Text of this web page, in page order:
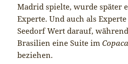
Madrid spielte, wurde später
Experte. Und auch als
Seedorf Wert darauf,
Brasilien eine Suite im
beziehen.